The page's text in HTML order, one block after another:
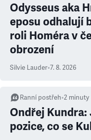
Odysseus aka
eposu odhalují
roli Homéra v
obrození
Silvie Lauder•7. 8. 2026
Ranní postřeh•2 minuty
Ondřej Kundra:
pozice, co se